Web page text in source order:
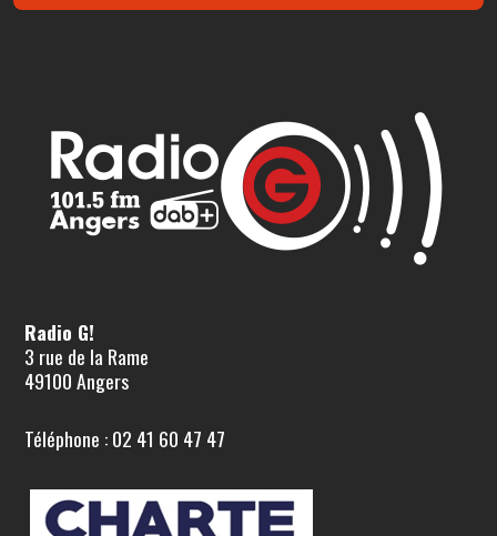
Radio G!
3 rue de la Rame
49100 Angers
Téléphone : 02 41 60 47 47